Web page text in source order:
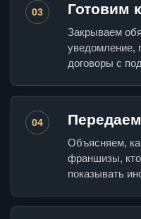
03 Готовим
Закрываем
уведомление,
договоры с
04
Объясняем,
франшизы, кто
показывать